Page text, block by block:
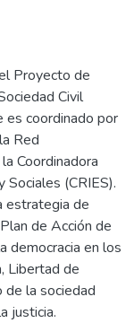
Proyecto de
Civil
es coordinado por
Red
Coordinadora
Sociales (CRIES).
estrategia de
de Acción de
democracia en los
Libertad de
de la sociedad
justicia.